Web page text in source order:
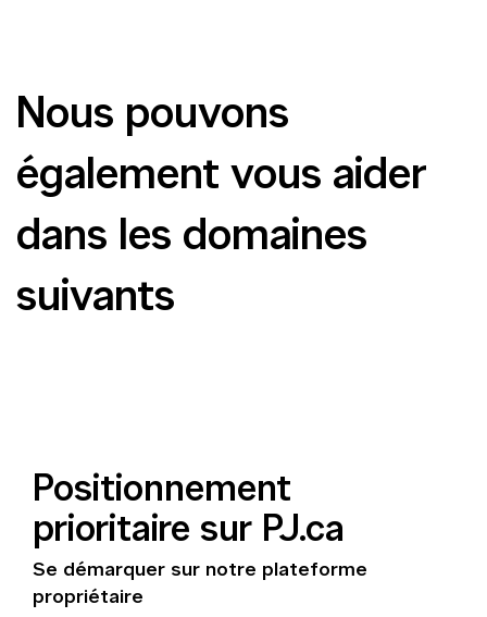
Nous pouvons
également vous aider
dans les domaines
suivants
Positionnement
prioritaire sur PJ.ca
Se démarquer sur notre plateforme
propriétaire